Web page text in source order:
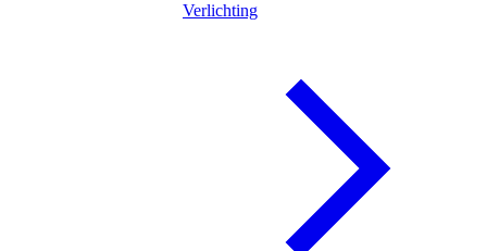
Verlichting